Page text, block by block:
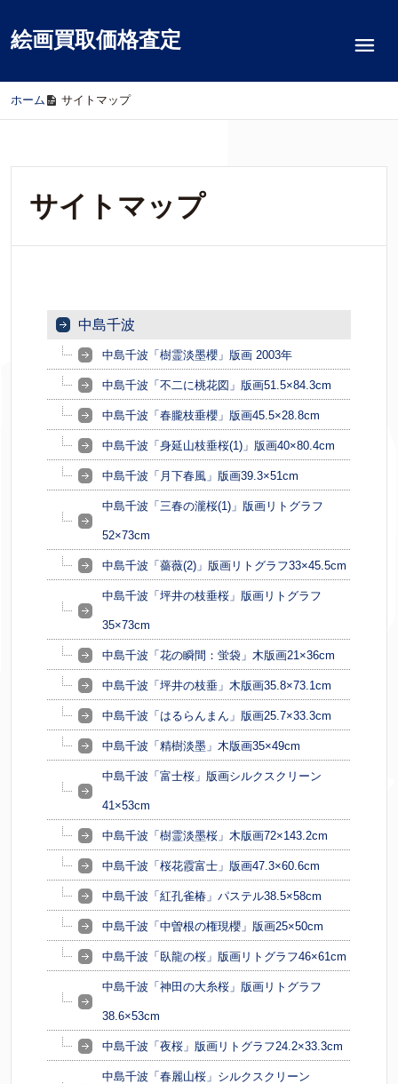
絵画買取価格査定
ホーム / サイトマップ
サイトマップ
中島千波
中島千波「樹霊淡墨櫻」版画 2003年
中島千波「不二に桃花図」版画51.5×84.3cm
中島千波「春朧枝垂櫻」版画45.5×28.8cm
中島千波「身延山枝垂桜(1)」版画40×80.4cm
中島千波「月下春風」版画39.3×51cm
中島千波「三春の瀧桜(1)」版画リトグラフ
52×73cm
中島千波「薔薇(2)」版画リトグラフ33×45.5cm
中島千波「坪井の枝垂桜」版画リトグラフ
35×73cm
中島千波「花の瞬間：蛍袋」木版画21×36cm
中島千波「坪井の枝垂」木版画35.8×73.1cm
中島千波「はるらんまん」版画25.7×33.3cm
中島千波「精樹淡墨」木版画35×49cm
中島千波「富士桜」版画シルクスクリーン
41×53cm
中島千波「樹霊淡墨桜」木版画72×143.2cm
中島千波「桜花霞富士」版画47.3×60.6cm
中島千波「紅孔雀椿」パステル38.5×58cm
中島千波「中曽根の権現櫻」版画25×50cm
中島千波「臥龍の桜」版画リトグラフ46×61cm
中島千波「神田の大糸桜」版画リトグラフ
38.6×53cm
中島千波「夜桜」版画リトグラフ24.2×33.3cm
中島千波「春麗山桜」シルクスクリーン